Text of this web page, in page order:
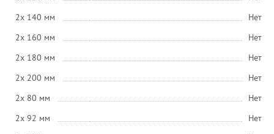
2x 140 мм
Нет
2x 160 мм
Нет
2x 180 мм
Нет
2x 200 мм
Нет
2x 80 мм
Нет
2x 92 мм
Нет